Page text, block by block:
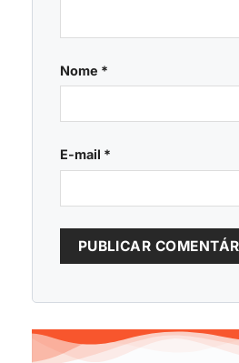
Nome *
E-mail *